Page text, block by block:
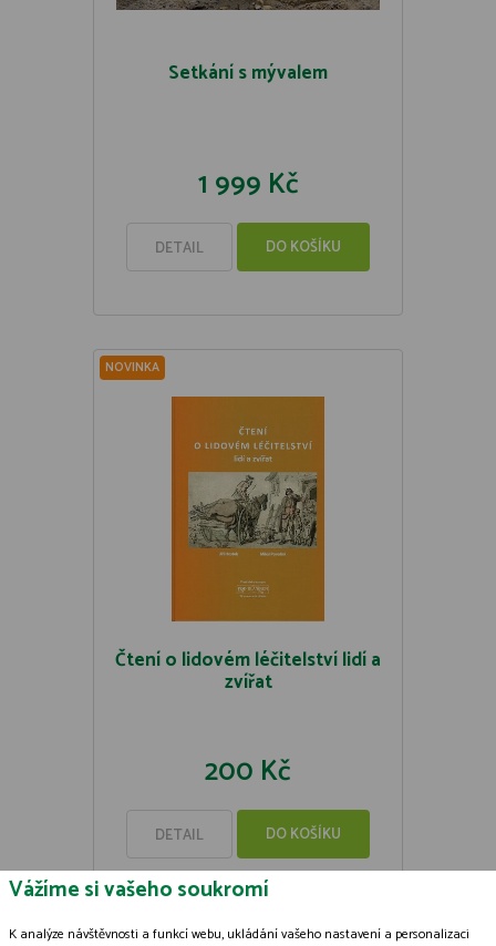
Setkání s mývalem
1 999 Kč
DETAIL DO KOŠÍKU
NOVINKA
Čtení o lidovém léčitelství lidí a
zvířat
200 Kč
DETAIL DO KOŠÍKU
Vážíme si vašeho soukromí
K analýze návštěvnosti a funkcí webu, ukládání vašeho nastavení a personalizaci